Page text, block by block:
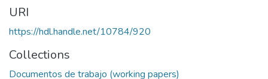
URI
https://hdl.handle.net/10784/920
Collections
Documentos de trabajo (working papers)